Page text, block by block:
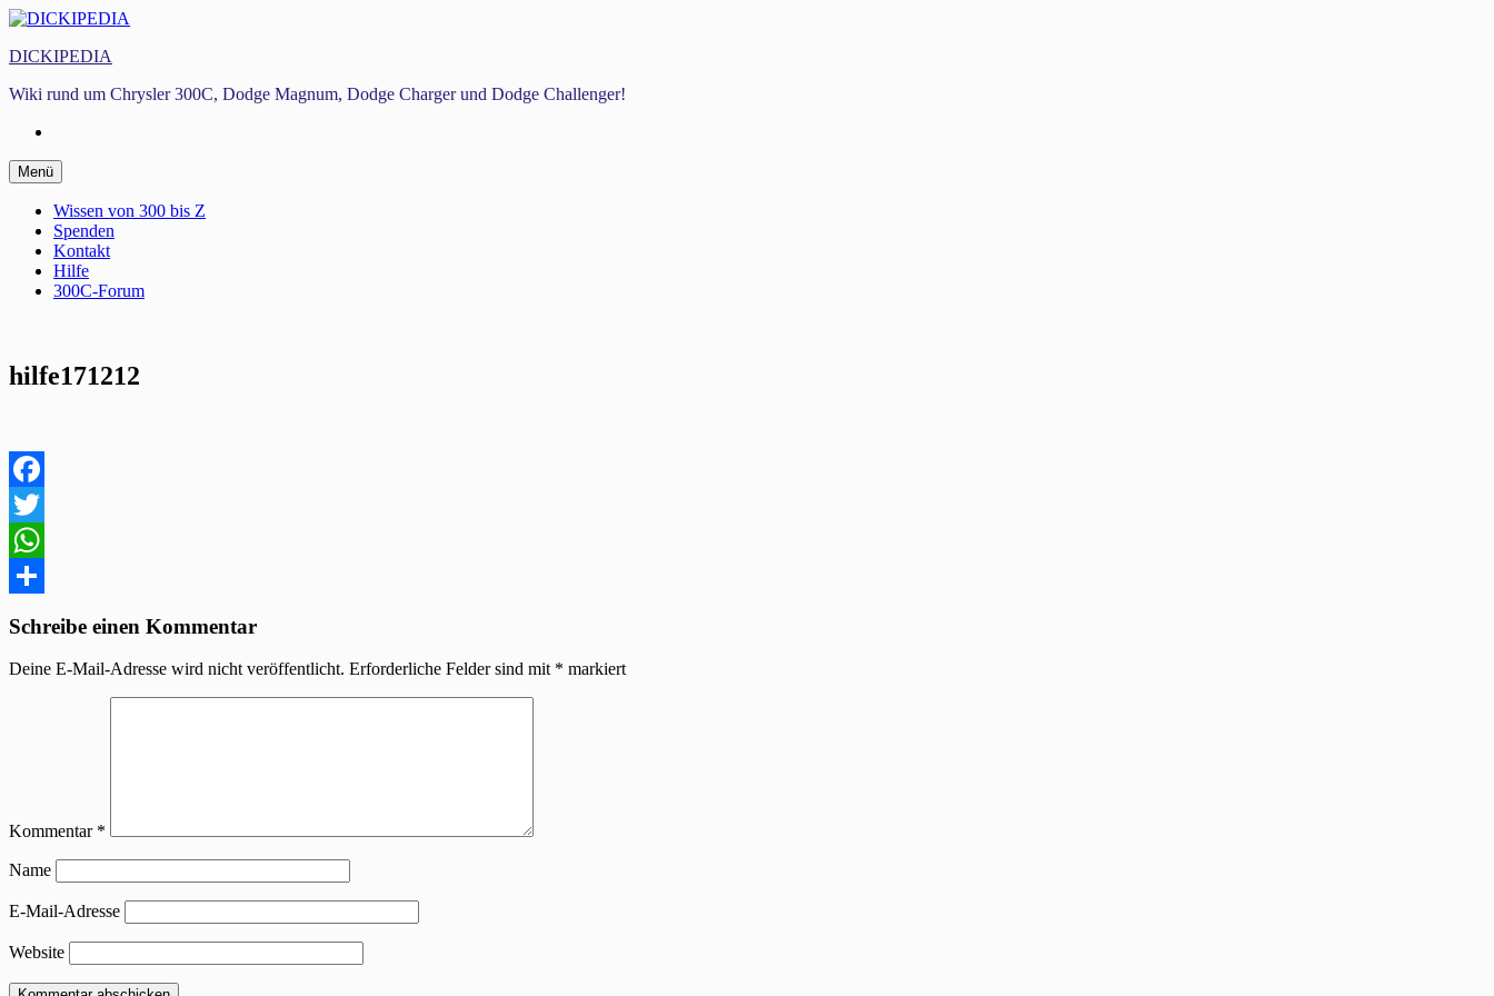
Zum
springen
DICKIPEDIA
Wiki rund um Chrysler 300C, Dodge Magnum, Dodge Charger und Dodge Challenger!
Menü Zum
Inhalt
springen
Wissen von 300 bis Z
Spenden
Kontakt
Hilfe
300C-Forum
hilfe171212
Facebook
Twitter
WhatsApp
Schreibe einen Kommentar
Deine E-Mail-Adresse wird nicht veröffentlicht. Erforderliche Felder sind mit * markiert
Kommentar *
Name
E-Mail-Adresse
Website